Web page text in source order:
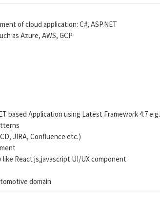
of cloud application: C#, ASP.NET
as Azure, AWS, GCP
based Application using Latest Framework 4.7 e.g.
JIRA, Confluence etc.)
React js,javascript UI/UX component
domain